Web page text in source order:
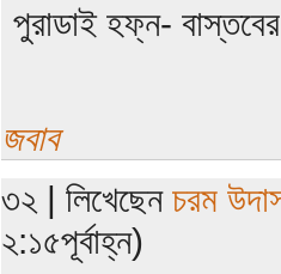
পুরাডাই হফ্ন-
জবাব
৩২ | লিখেছেন চরম
২:১৫পূর্বাহ্ন)